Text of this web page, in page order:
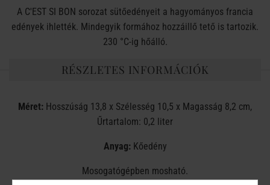
A C'EST SI BON sorozat sütőedényeit a hagyományos francia
edények ihlették. Mindegyik formához hozzáillő tető is tartozik.
230 °C-ig hőálló.
RÉSZLETES INFORMÁCIÓK
Méret: Hosszúság 13,8 x Szélesség 10,5 x Magasság 8,2 cm,
Űrtartalom: 0,2 liter
Anyag:Kőedény
Mosogatógépben mosható.